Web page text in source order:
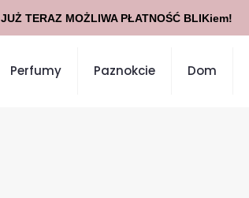
Perfumy Paznokcie Dom
JUŻ TERAZ MOŻLIWA PŁATNOŚĆ BLIKiem!